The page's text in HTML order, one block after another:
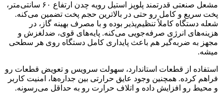
مشعل صنعتی قدرتمند پلوپز استیل رویه چدن ارتفاع ۶۰ سانتی‌متر،
پخت سریع و کامل رو حتی در بالاترین حجم پخت تضمین می‌کنه.
شعله دستگاه کاملاً تنظیم‌پذیر بوده و با مصرف بهینه گاز، در
هزینه‌های انرژی صرفه‌جویی می‌کنه. پایه‌های قوی، ضدلغزش و
مجهز به ضربه‌گیر هم باعث پایداری کامل دستگاه روی هر سطحی
میشه.
استفاده از قطعات استاندارد، سهولت سرویس و تعویض قطعات رو
فراهم کرده. همچنین وجود عایق حرارتی بین جداره‌ها، امنیت کاربر
و محیط رو افزایش داده و اتلاف حرارت رو به حداقل می‌رسونه.